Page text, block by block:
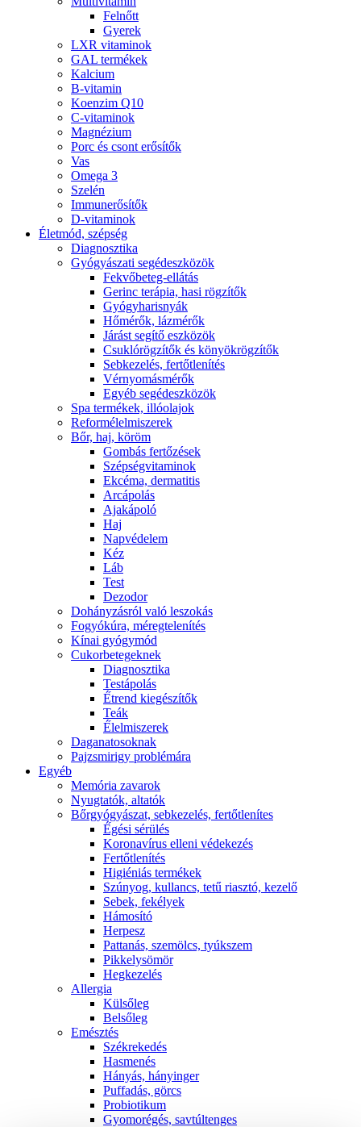
Felnőtt
Gyerek
LXR vitaminok
GAL termékek
Kalcium
B-vitamin
Koenzim Q10
C-vitaminok
Magnézium
Porc és csont erősítők
Vas
Omega 3
Szelén
Immunerősítők
D-vitaminok
Életmód, szépség
Diagnosztika
Gyógyászati segédeszközök
Fekvőbeteg-ellátás
Gerinc terápia, hasi rögzítők
Gyógyharisnyák
Hőmérők, lázmérők
Járást segítő eszközök
Csuklórögzítők és könyökrögzítők
Sebkezelés, fertőtlenítés
Vérnyomásmérők
Egyéb segédeszközök
Spa termékek, illóolajok
Reformélelmiszerek
Bőr, haj, köröm
Gombás fertőzések
Szépségvitaminok
Ekcéma, dermatitis
Arcápolás
Ajakápoló
Haj
Napvédelem
Kéz
Láb
Test
Dezodor
Dohányzásról való leszokás
Fogyókúra, méregtelenítés
Kínai gyógymód
Cukorbetegeknek
Diagnosztika
Testápolás
É́trend kiegészítők
Teák
É́lelmiszerek
Daganatosoknak
Pajzsmirigy problémára
Egyéb
Memória zavarok
Nyugtatók, altatók
Bőrgyógyászat, sebkezelés, fertőtlenítes
É́gési sérülés
Koronavírus elleni védekezés
Fertőtlenítés
Higiéniás termékek
Szúnyog, kullancs, tetű riasztó, kezelő
Sebek, fekélyek
Hámosító
Herpesz
Pattanás, szemölcs, tyúkszem
Pikkelysömör
Hegkezelés
Allergia
Külsőleg
Belsőleg
Emésztés
Székrekedés
Hasmenés
Hányás, hányinger
Puffadás, görcs
Probiotikum
Gyomorégés, savtúltenges